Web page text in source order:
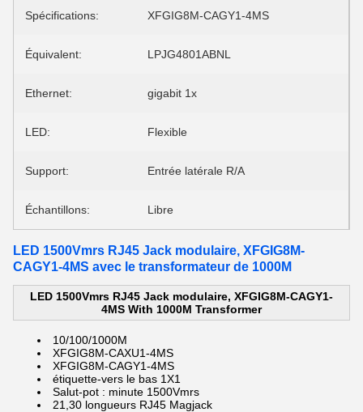
Spécifications: XFGIG8M-CAGY1-4MS
Équivalent: LPJG4801ABNL
Ethernet: gigabit 1x
LED: Flexible
Support: Entrée latérale R/A
Échantillons: Libre
LED 1500Vmrs RJ45 Jack modulaire, XFGIG8M-
CAGY1-4MS avec le transformateur de 1000M
LED 1500Vmrs RJ45 Jack modulaire, XFGIG8M-CAGY1-
4MS With 1000M Transformer
10/100/1000M
XFGIG8M-CAXU1-4MS
XFGIG8M-CAGY1-4MS
étiquette-vers le bas 1X1
Salut-pot : minute 1500Vmrs
21,30 longueurs RJ45 Magjack